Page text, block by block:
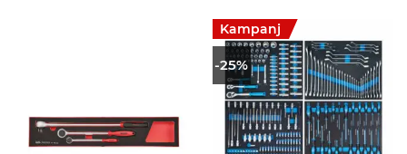
-25%
Kampanj